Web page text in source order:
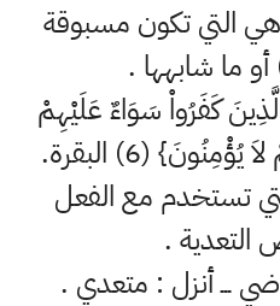
التي تكون مسبوقة
ما شابهها .
كَفَرُواْ سَوَاءٌ عَلَيْهِمْ
(6) البقرة.
تستخدم مع الفعل
التعدية .
ـــ أنزل : متعدي .